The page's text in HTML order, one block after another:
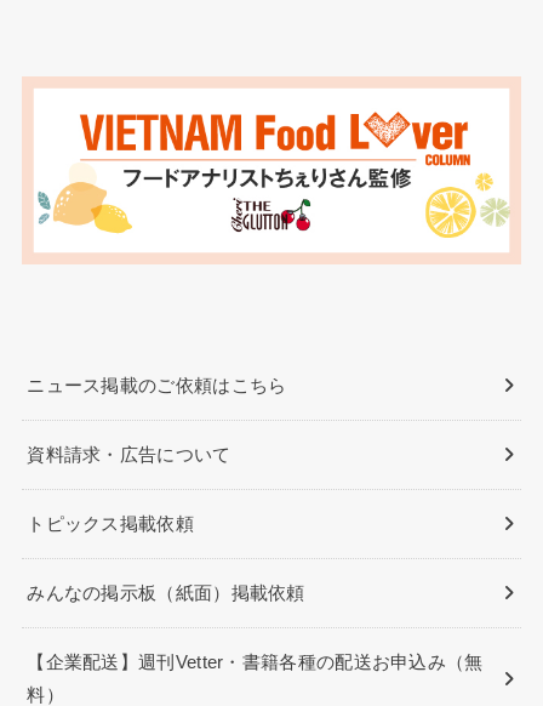
ニュース掲載のご依頼はこちら
資料請求・広告について
トピックス掲載依頼
みんなの掲示板（紙面）掲載依頼
【企業配送】週刊Vetter・書籍各種の配送お申込み（無
料）